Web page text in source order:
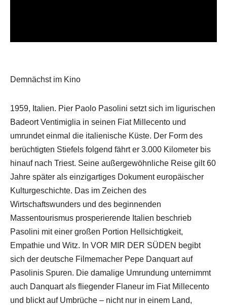
Demnächst im Kino
1959, Italien. Pier Paolo Pasolini setzt sich im ligurischen
Badeort Ventimiglia in seinen Fiat Millecento und
umrundet einmal die italienische Küste. Der Form des
berüchtigten Stiefels folgend fährt er 3.000 Kilometer bis
hinauf nach Triest. Seine außergewöhnliche Reise gilt 60
Jahre später als einzigartiges Dokument europäischer
Kulturgeschichte. Das im Zeichen des
Wirtschaftswunders und des beginnenden
Massentourismus prosperierende Italien beschrieb
Pasolini mit einer großen Portion Hellsichtigkeit,
Empathie und Witz. In VOR MIR DER SÜDEN begibt
sich der deutsche Filmemacher Pepe Danquart auf
Pasolinis Spuren. Die damalige Umrundung unternimmt
auch Danquart als fliegender Flaneur im Fiat Millecento
und blickt auf Umbrüche – nicht nur in einem Land,